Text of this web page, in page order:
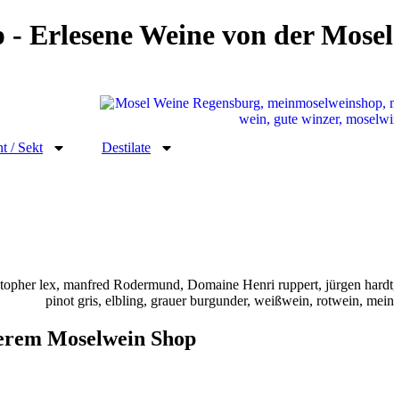
Erlesene Weine von der Mosel
/ Sekt Destilate
Moselwein Shop